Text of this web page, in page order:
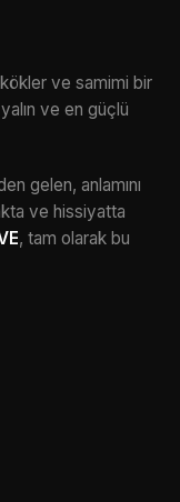
ve samimi bir
ve en güçlü
gelen, anlamını
ve hissiyatta
, tam olarak bu